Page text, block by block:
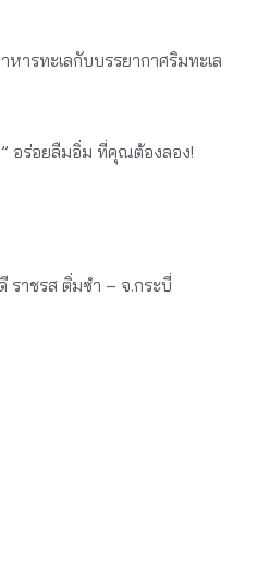
รทะเลกับบรรยากาศริมทะเล
” อร่อยลืมอิ่ม ที่คุณต้องลอง!
ราชรส ติ่มซำ – จ.กระบี่